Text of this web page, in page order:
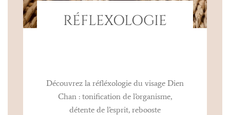
RÉFLEXOLOGIE
Découvrez la réfléxologie du visage Dien
Chan : tonification de l’organisme,
détente de l’esprit, rebooste